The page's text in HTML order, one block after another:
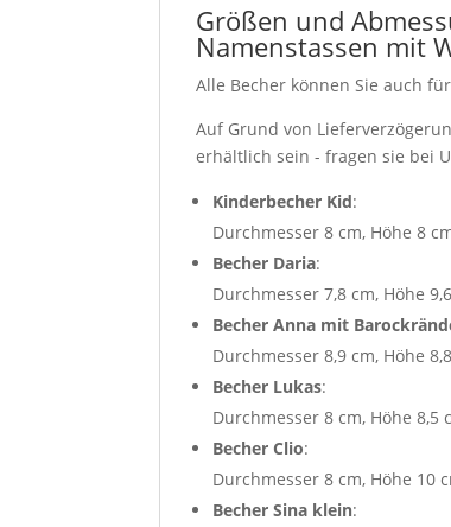
Größen und
Namenstassen mit
Alle Becher können Sie auch für
Auf Grund von
erhältlich sein - fragen sie bei
Kinderbecher Kid:
Durchmesser 8 cm, Höhe 8
Becher Daria:
Durchmesser 7,8 cm, Höhe
Becher Anna mit
Durchmesser 8,9 cm, Höhe
Becher Lukas:
Durchmesser 8 cm, Höhe 8,5
Becher Clio:
Durchmesser 8 cm, Höhe 10
Becher Sina klein: